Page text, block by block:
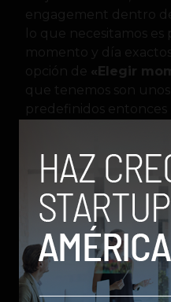
engagement dentro
lo que necesitamos
momento y día
opción de «Elegir
que tenemos son unos
predefinidos entonces